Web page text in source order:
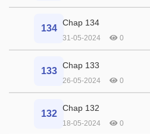
134
Chap 134
31-05-2024 0
133
Chap 133
26-05-2024 0
132
Chap 132
18-05-2024 0